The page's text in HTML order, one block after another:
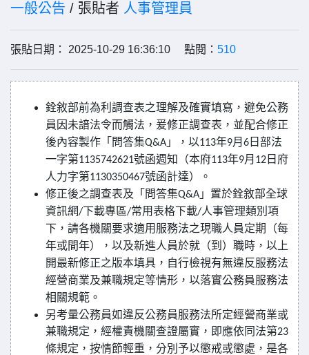
一般公告 / 張貼者 人事管理員
張貼日期： 2025-10-29 16:36:10 點閱： 510
銓敘部前為利調查表之理解及確實填寫，避免公務
員因未諳法令而觸法，爰修正調查表，並配合修正
後內容製作「問答集Q&A 」，以113年9月 6 日部法
一字第1135742621號函週知（本府113年9月 12 日府
人力字第1130350467號函計達）。
修正後之調查表及「問答集Q&A 」置於銓敘部全球
資訊網/下載專區/常用表格下載/人事管理類別項
下，請各機關要求適用服務法之現職人員定期（每
年或間年），以及新進人員於就（到）職時，以上
開最新修正之版本填具，自行檢視有無違反服務法
經營商業及兼職規定等情形，以落實公務員服務法
相關規範。
另考量公務員如違反公務員服務法所定經營商業或
兼職規定，經權責機關查證屬實，即應依同法第23
條規定，按情節輕重，分別予以懲戒或懲處，是各